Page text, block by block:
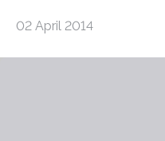
02 April 2014